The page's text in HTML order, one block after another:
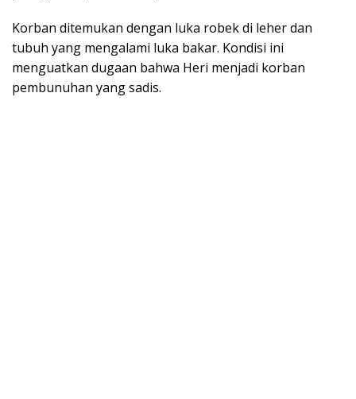
Korban ditemukan dengan luka robek di leher dan
tubuh yang mengalami luka bakar. Kondisi ini
menguatkan dugaan bahwa Heri menjadi korban
pembunuhan yang sadis.